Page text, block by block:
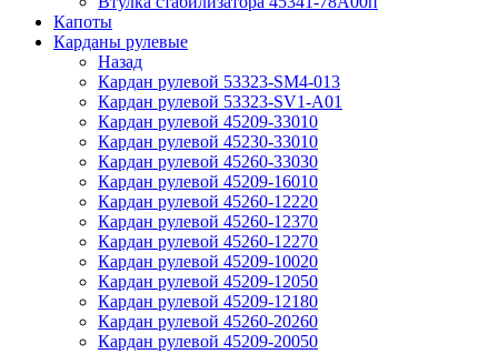
Капоты
Карданы рулевые
Назад
Кардан рулевой 53323-SM4-013
Кардан рулевой 53323-SV1-A01
Кардан рулевой 45209-33010
Кардан рулевой 45230-33010
Кардан рулевой 45260-33030
Кардан рулевой 45209-16010
Кардан рулевой 45260-12220
Кардан рулевой 45260-12370
Кардан рулевой 45260-12270
Кардан рулевой 45209-10020
Кардан рулевой 45209-12050
Кардан рулевой 45209-12180
Кардан рулевой 45260-20260
Кардан рулевой 45209-20050